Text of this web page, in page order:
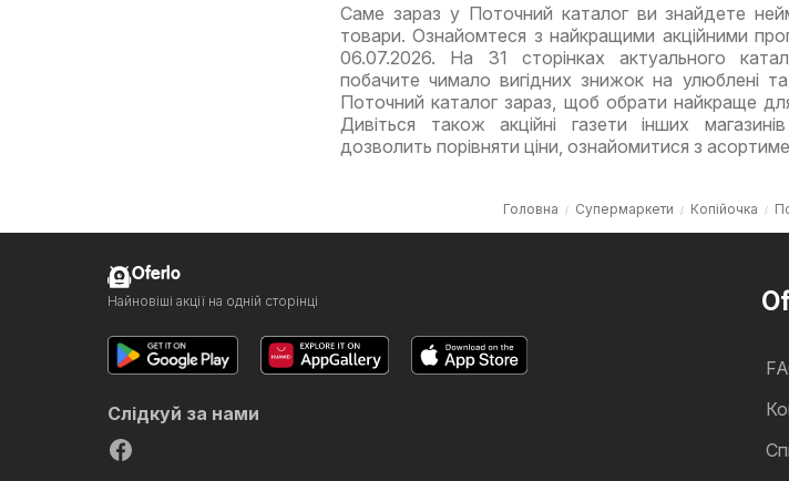
Саме зараз у Поточний каталог ви знайдете
товари. Ознайомтеся з найкращими акційними
06.07.2026. На 31 сторінках актуального
побачите чимало вигідних знижок на улюблені та
Поточний каталог зараз, щоб обрати найкраще
Дивіться також акційні газети інших
дозволить порівняти ціни, ознайомитися з
Головна Супермаркети Копійочка
Oferlo
Найновіші акції на одній сторінці
Слідкуй за нами